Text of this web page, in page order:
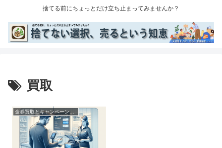
捨てる前にちょっとだけ立ち止まってみませんか？
買取
金券買取とキャンペーン情報｜お得に売る方法を解説